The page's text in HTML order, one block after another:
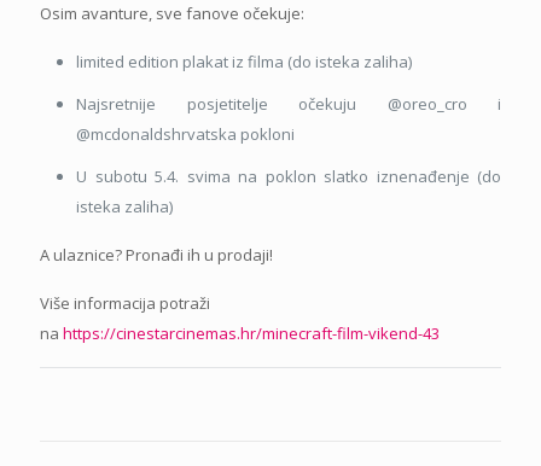
Osim avanture, sve fanove očekuje:
limited edition plakat iz filma (do isteka zaliha)
Najsretnije posjetitelje očekuju @oreo_cro i
@mcdonaldshrvatska pokloni
U subotu 5.4. svima na poklon slatko iznenađenje (do
isteka zaliha)
A ulaznice? Pronađi ih u prodaji!
Više informacija potraži
na https://cinestarcinemas.hr/minecraft-film-vikend-43